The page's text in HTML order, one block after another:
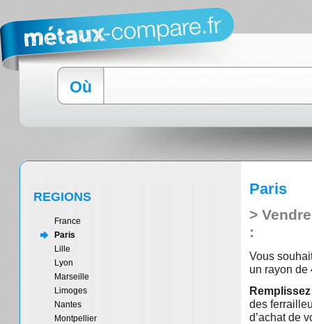
Où
REGIONS
France
Paris
Lille
Lyon
Marseille
Limoges
Nantes
Montpellier
Paris
>
:
Vous
un rayon de
des
d’achat de